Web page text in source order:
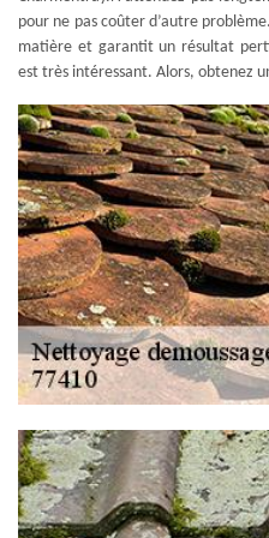
pour ne pas coûter d’autre
matière et garantit un résultat
est très intéressant. Alors, obtenez